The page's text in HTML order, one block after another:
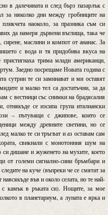
в далечината и след бърз пазарлък с
за няколко дни между гробниците на
наоколо, за празника съм си
да намеря дървени въглища, така че
маслини и компот от ананас. За
с вода и тя придобива вкуса на
трима млади американци,
Заедно посрещаме Новата година с
сутрин те си заминават и ми оставят
и малко тел са достатъчни, за да
с вестници със снимки на брадясалия
се изсипа група италиански
– пътуващи с джипове, които се
между древните светини, но се
малко те си тръгват и аз оставам сам
свикнали с монотонния шум на
си дишане и жуженето на мухите, което
от големи сигнално-сини бръмбари и
на куче (въпреки че се смятат за
във и около селата, но те най-
с камък в ръката си). Нощите, за мое
в планетариум, а луната е ярка и